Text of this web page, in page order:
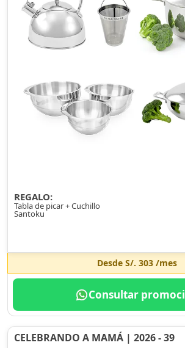
REGALO:
Tabla de picar + Cuchillo
Santoku
Desde S/. 303/mes
Consultar
CELEBRANDO A MAMÁ | 2026 - 39